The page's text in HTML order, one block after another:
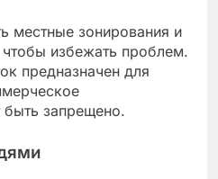
местные зонирования и
избежать проблем.
предназначен для
запрещено.